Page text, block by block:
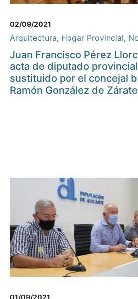
02/09/2021
Arquitectura, Hogar Provincial,
Juan Francisco Pérez
acta de diputado
sustituido por el concejal
Ramón González de Zárate
01/09/2021